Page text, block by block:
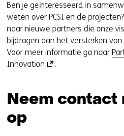
Ben je geïnteresseerd in
weten over PCSI en de
naar nieuwe partners die onze
bijdragen aan het versterken
Voor meer informatie ga naar
Innovation (
e
.
Neem contact
op